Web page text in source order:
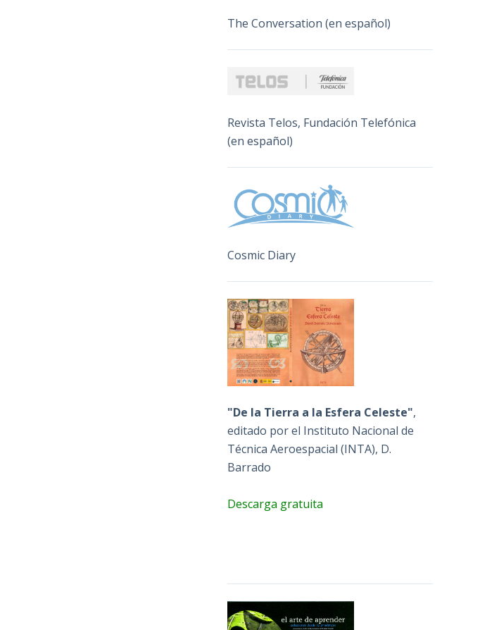
The Conversation (en español)
Revista Telos, Fundación Telefónica
(en español)
Cosmic Diary
"De la Tierra a la Esfera Celeste",
editado por el Instituto Nacional de
Técnica Aeroespacial (INTA), D.
Barrado
Descarga gratuita